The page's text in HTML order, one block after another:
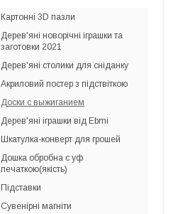
Картонні 3D пазли
Дерев'яні новорічні іграшки та
заготовки 2021
Дерев'яні столики для сніданку
Акриловий постер з підствіткою
Доски с выжиганием
Дерев'яні іграшки від Ebmi
Шкатулка-конверт для грошей
Дошка обробна c уф
печаткою(якість)
Підставки
Сувенірні магніти